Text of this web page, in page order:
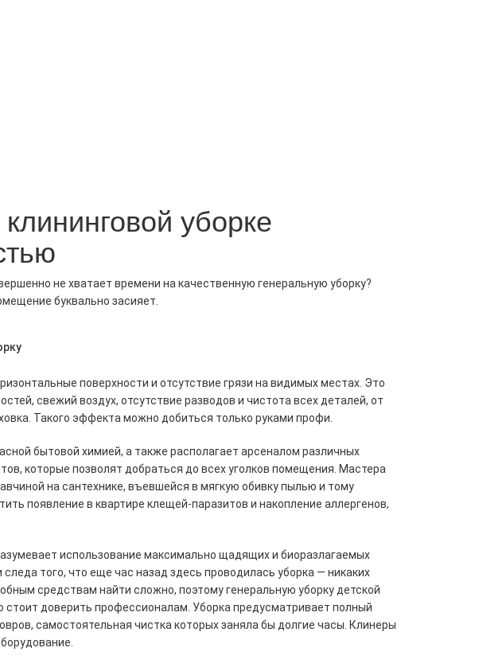
уборке
не хватает времени на качественную генеральную уборку?
буквально засияет.
поверхности и отсутствие грязи на видимых местах. Это
свежий воздух, отсутствие разводов и чистота всех деталей, от
Такого эффекта можно добиться только руками профи.
бытовой химией, а также располагает арсеналом различных
которые позволят добраться до всех уголков помещения. Мастера
на сантехнике, въевшейся в мягкую обивку пылью и тому
появление в квартире клещей-паразитов и накопление аллергенов,
использование максимально щадящих и биоразлагаемых
того, что еще час назад здесь проводилась уборка — никаких
средствам найти сложно, поэтому генеральную уборку детской
доверить профессионалам. Уборка предусматривает полный
самостоятельная чистка которых заняла бы долгие часы. Клинеры